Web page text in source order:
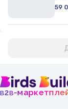
59
b2b-